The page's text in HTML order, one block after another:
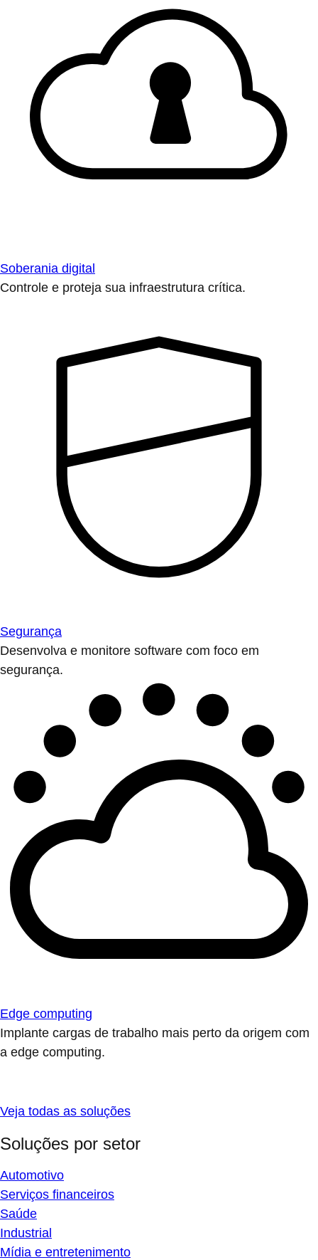
Soberania digital
Controle e proteja sua infraestrutura crítica.
Segurança
Desenvolva e monitore software com foco em
segurança.
Edge computing
Implante cargas de trabalho mais perto da origem com
a edge computing.
Veja todas as soluções
Soluções por setor
Automotivo
Serviços financeiros
Saúde
Industrial
Mídia e entretenimento